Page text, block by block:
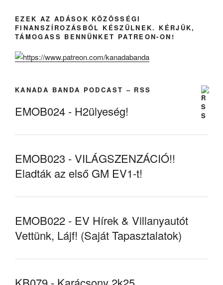
EZEK AZ ADÁSOK KÖZÖSSÉGI
FINANSZÍROZÁSBÓL KÉSZÜLNEK. KÉRJÜK,
TÁMOGASS BENNÜNKET PATREON-ON!
KANADA BANDA PODCAST – RSS
EMOB024 - H2ülyeség!
EMOB023 - VILÁGSZENZÁCIÓ!!
Eladták az első GM EV1-t!
EMOB022 - EV Hírek & Villanyautót
Vettünk, Lájf! (Saját Tapasztalatok)